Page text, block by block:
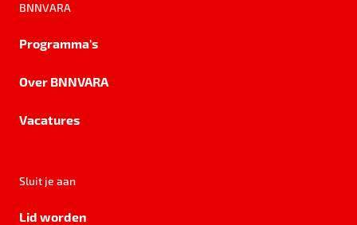
BNNVARA
Programma's
Over BNNVARA
Vacatures
Sluit je aan
Lid worden